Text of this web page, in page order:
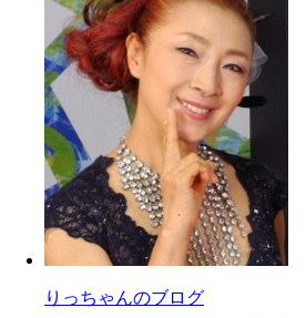
りっちゃんのブログ